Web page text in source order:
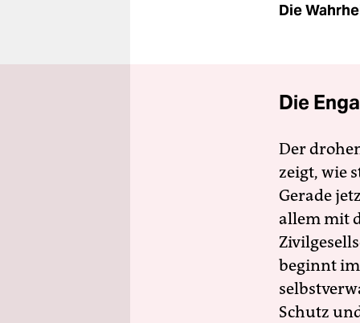
Die
Die
Der
zeigt, wie
Gerade
allem mit
beginnt
Schutz